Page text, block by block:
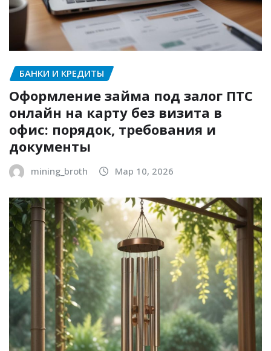
БАНКИ И КРЕДИТЫ
Оформление займа под залог ПТС
онлайн на карту без визита в
офис: порядок, требования и
документы
mining_broth Мар 10, 2026